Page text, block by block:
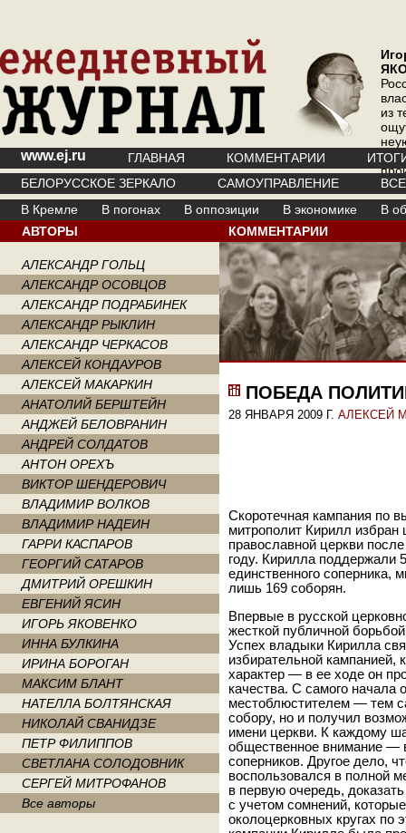
из
где
www.ej.ru ГЛАВНАЯ КОММЕНТАРИИ
БЕЛОРУССКОЕ ЗЕРКАЛО
САМОУПРАВЛЕНИЕ
В Кремле
В погонах В оппозиции В экономике
В
АВТОРЫ
АЛЕКСАНДР ГОЛЬЦ
АЛЕКСАНДР ОСОВЦОВ
АЛЕКСАНДР ПОДРАБИНЕК
АЛЕКСАНДР РЫКЛИН
АЛЕКСАНДР ЧЕРКАСОВ
АЛЕКСЕЙ КОНДАУРОВ
АЛЕКСЕЙ МАКАРКИН
АНАТОЛИЙ БЕРШТЕЙН
АНДЖЕЙ БЕЛОВРАНИН
АНДРЕЙ СОЛДАТОВ
АНТОН ОРЕХЪ
ВИКТОР ШЕНДЕРОВИЧ
ВЛАДИМИР ВОЛКОВ
ВЛАДИМИР НАДЕИН
ГАРРИ КАСПАРОВ
ГЕОРГИЙ САТАРОВ
ДМИТРИЙ ОРЕШКИН
ЕВГЕНИЙ ЯСИН
ИГОРЬ ЯКОВЕНКО
ИННА БУЛКИНА
ИРИНА БОРОГАН
МАКСИМ БЛАНТ
НАТЕЛЛА БОЛТЯНСКАЯ
НИКОЛАЙ СВАНИДЗЕ
ПЕТР ФИЛИППОВ
СВЕТЛАНА СОЛОДОВНИК
СЕРГЕЙ МИТРОФАНОВ
Все авторы
КОММЕНТАРИИ
ПОБЕДА
28 ЯНВАРЯ 2009 Г. АЛЕКСЕЙ
Скоротечная кампания по
митрополит Кирилл
православной церкви
году. Кирилла поддержали
единственного соперника,
лишь 169 соборян.
Впервые в русской
жесткой публичной
Успех владыки Кирилла
избирательной кампанией,
характер — в ее ходе он
качества. С самого начала
местоблюстителем — тем
собору, но и получил
имени церкви. К каждому
общественное внимание —
соперников. Другое дело,
воспользовался в полной
в первую очередь,
с учетом сомнений,
околоцерковных кругах